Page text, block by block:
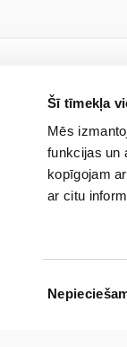
Šī tīmekļa
Mēs
funkcijas un
kopīgojam
ar citu
izvēle